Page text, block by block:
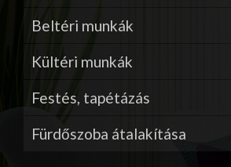
Beltéri munkák
Kültéri munkák
Festés, tapétázás
Fürdőszoba átalakítása